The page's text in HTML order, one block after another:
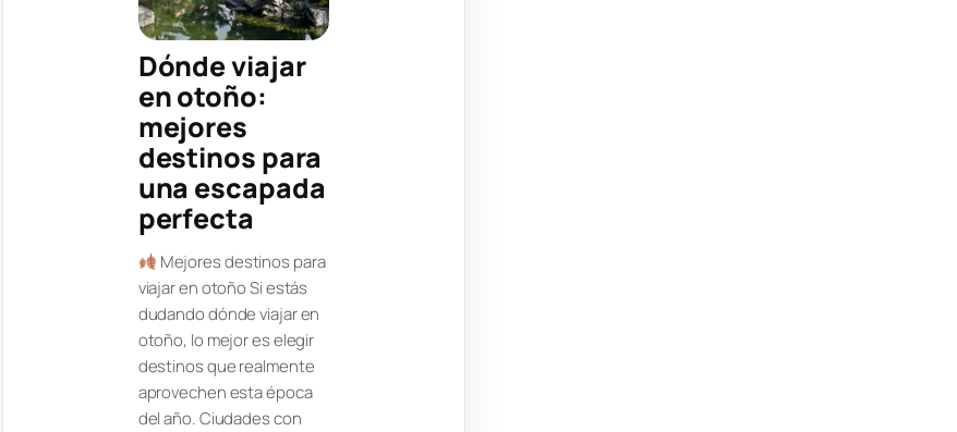
Dónde viajar
en otoño:
mejores
destinos para
una escapada
perfecta
Mejores destinos para
viajar en otoño Si estás
dudando dónde viajar en
otoño, lo mejor es elegir
destinos que realmente
aprovechen esta época
del año. Ciudades con